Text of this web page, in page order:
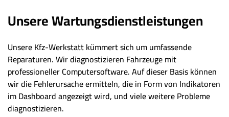
Unsere Wartungsdienstleistungen
Unsere Kfz-Werkstatt kümmert sich um umfassende
Reparaturen. Wir diagnostizieren Fahrzeuge mit
professioneller Computersoftware. Auf dieser Basis können
wir die Fehlerursache ermitteln, die in Form von Indikatoren
im Dashboard angezeigt wird, und viele weitere Probleme
diagnostizieren.